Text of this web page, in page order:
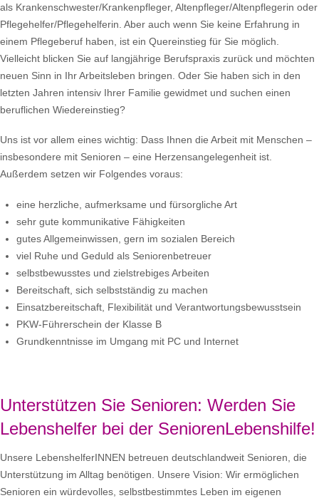
als Krankenschwester/Krankenpfleger, Altenpfleger/Altenpflegerin oder
Pflegehelfer/Pflegehelferin. Aber auch wenn Sie keine Erfahrung in
einem Pflegeberuf haben, ist ein Quereinstieg für Sie möglich.
Vielleicht blicken Sie auf langjährige Berufspraxis zurück und möchten
neuen Sinn in Ihr Arbeitsleben bringen. Oder Sie haben sich in den
letzten Jahren intensiv Ihrer Familie gewidmet und suchen einen
beruflichen Wiedereinstieg?
Uns ist vor allem eines wichtig: Dass Ihnen die Arbeit mit Menschen –
insbesondere mit Senioren – eine Herzensangelegenheit ist.
Außerdem setzen wir Folgendes voraus:
eine herzliche, aufmerksame und fürsorgliche Art
sehr gute kommunikative Fähigkeiten
gutes Allgemeinwissen, gern im sozialen Bereich
viel Ruhe und Geduld als Seniorenbetreuer
selbstbewusstes und zielstrebiges Arbeiten
Bereitschaft, sich selbstständig zu machen
Einsatzbereitschaft, Flexibilität und Verantwortungsbewusstsein
PKW-Führerschein der Klasse B
Grundkenntnisse im Umgang mit PC und Internet
Unterstützen Sie Senioren: Werden Sie
Lebenshelfer bei der SeniorenLebenshilfe!
Unsere LebenshelferINNEN betreuen deutschlandweit Senioren, die
Unterstützung im Alltag benötigen. Unsere Vision: Wir ermöglichen
Senioren ein würdevolles, selbstbestimmtes Leben im eigenen